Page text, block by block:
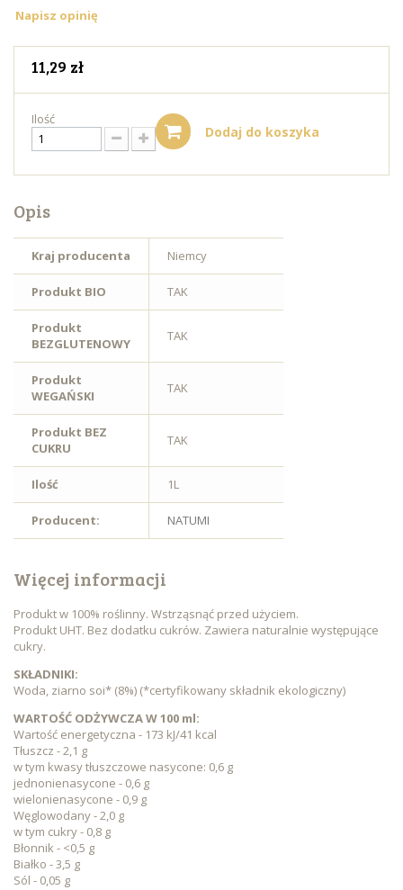
Napisz opinię
11,29 zł
Ilość
Dodaj do koszyka
Opis
Kraj producenta Niemcy
Produkt BIO TAK
Produkt
BEZGLUTENOWY
TAK
Produkt
WEGAŃSKI
TAK
Produkt BEZ
CUKRU
TAK
Ilość 1L
Producent: NATUMI
Więcej informacji
Produkt w 100% roślinny. Wstrząsnąć przed użyciem.
Produkt UHT. Bez dodatku cukrów. Zawiera naturalnie występujące
cukry.
SKŁADNIKI:
Woda, ziarno soi* (8%) (*certyfikowany składnik ekologiczny)
WARTOŚĆ ODŻYWCZA W 100 ml:
Wartość energetyczna - 173 kJ/41 kcal
Tłuszcz - 2,1 g
w tym kwasy tłuszczowe nasycone: 0,6 g
jednonienasycone - 0,6 g
wielonienasycone - 0,9 g
Węglowodany - 2,0 g
w tym cukry - 0,8 g
Błonnik - <0,5 g
Białko - 3,5 g
Sól - 0,05 g